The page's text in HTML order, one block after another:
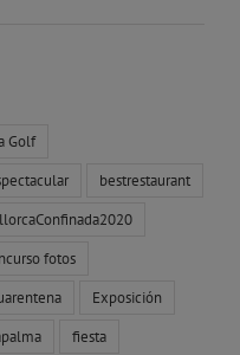
Golf
bestrestaurant
fotos
Exposición
fiesta